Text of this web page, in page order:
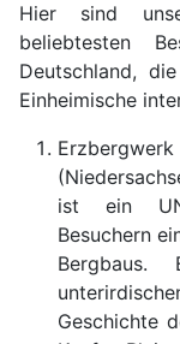
Hier sind
beliebtesten
Deutschland,
Einheimische
ist ein
Besuchern
Geschichte